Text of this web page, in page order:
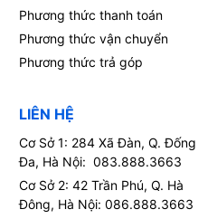
Phương thức thanh toán
Phương thức vận chuyển
Phương thức trả góp
LIÊN HỆ
Cơ Sở 1: 284 Xã Đàn, Q. Đống
Đa, Hà Nội: 083.888.3663
Cơ Sở 2: 42 Trần Phú, Q. Hà
Đông, Hà Nội: 086.888.3663